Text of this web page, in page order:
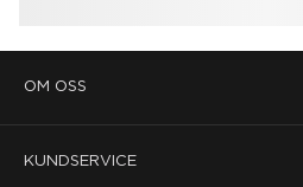
OM OSS
KUNDSERVICE